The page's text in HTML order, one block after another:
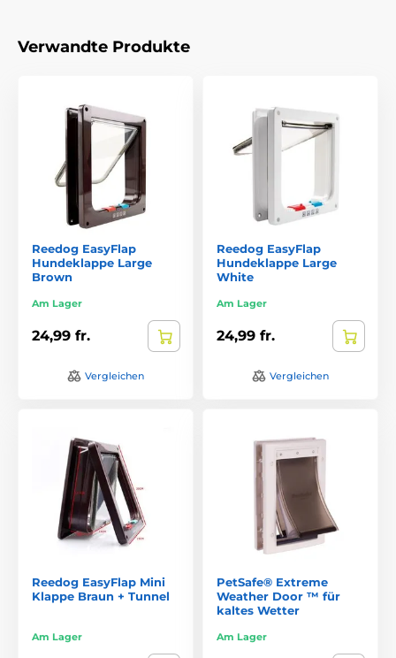
Verwandte Produkte
Reedog EasyFlap
Hundeklappe Large
Brown
Am Lager
24,99 fr.
Vergleichen
Reedog EasyFlap
Hundeklappe Large
White
Am Lager
24,99 fr.
Vergleichen
Reedog EasyFlap Mini
Klappe Braun + Tunnel
Am Lager
PetSafe® Extreme
Weather Door ™ für
kaltes Wetter
Am Lager